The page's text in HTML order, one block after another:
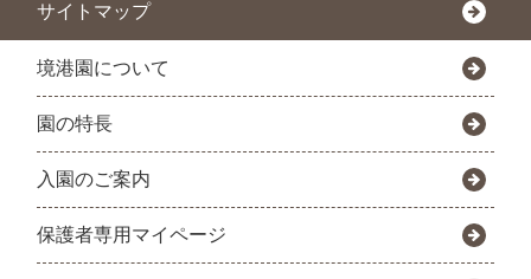
サイトマップ
境港園について
園の特長
入園のご案内
保護者専用マイページ